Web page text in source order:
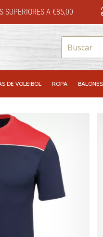
SUPERIORES A €85,00
DE VOLEIBOL ROPA BALONES